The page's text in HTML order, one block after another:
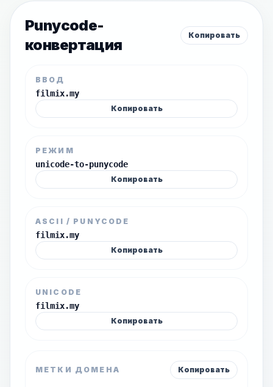
Punycode-
конвертация
Копировать
ВВОД
filmix.my
Копировать
РЕЖИМ
unicode-to-punycode
Копировать
ASCII / PUNYCODE
filmix.my
Копировать
UNICODE
filmix.my
Копировать
МЕТКИ ДОМЕНА Копировать